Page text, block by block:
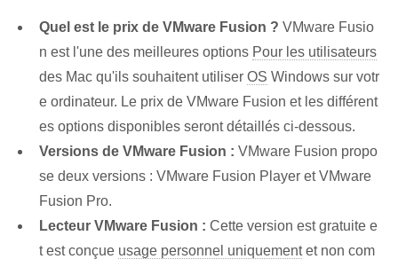
Quel est le prix de VMware Fusion ? VMware Fusio
n est l'une des meilleures options Pour les utilisateurs
des Mac qu'ils souhaitent utiliser OS Windows sur votr
e ordinateur. Le prix de VMware Fusion et les différent
es options disponibles seront détaillés ci-dessous.
Versions de VMware Fusion : VMware Fusion propo
se deux versions : VMware Fusion Player et VMware
Fusion Pro.
Lecteur VMware Fusion : Cette version est gratuite e
t est conçue usage personnel uniquementet non com